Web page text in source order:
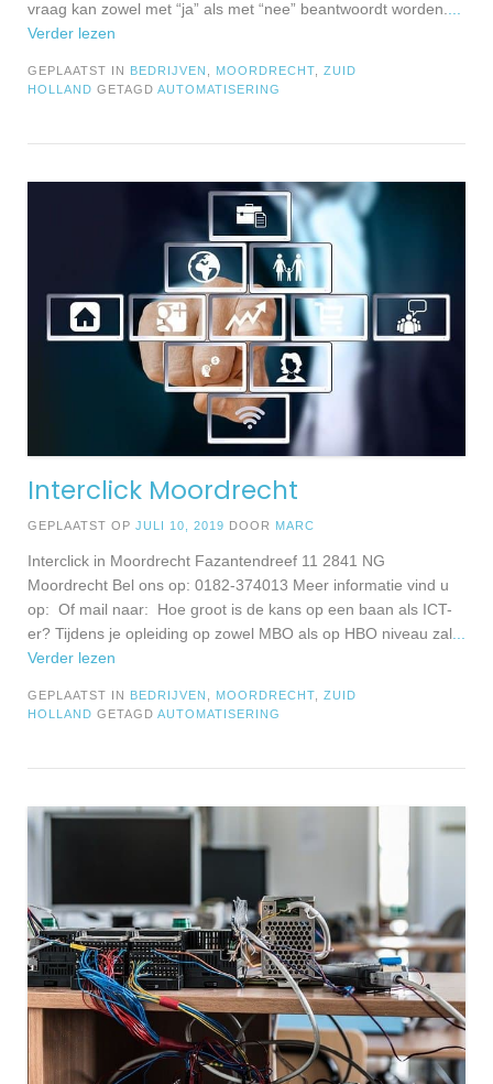
vraag kan zowel met “ja” als met “nee” beantwoordt worden.
Verder lezen
GEPLAATST IN BEDRIJVEN MOORDRECHT
ZUID
HOLLAND GETAGD AUTOMATISERING
Interclick Moordrecht
GEPLAATST OP JULI 10, 2019 DOOR MARC
Interclick in Moordrecht Fazantendreef 11 2841 NG
Moordrecht Bel ons op: 0182-374013 Meer informatie vind u
op: Of mail naar: Hoe groot is de kans op een baan als ICT-
er? Tijdens je opleiding op zowel MBO als op HBO niveau zal
Verder lezen
GEPLAATST IN BEDRIJVEN MOORDRECHT
ZUID
HOLLAND GETAGD AUTOMATISERING